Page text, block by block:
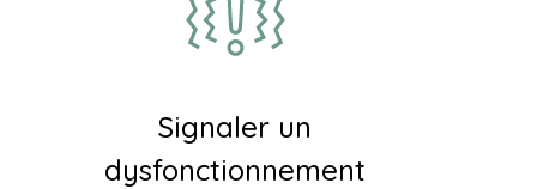
Signaler un
dysfonctionnement